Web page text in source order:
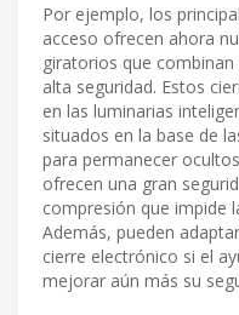
Por ejemplo, los
acceso ofrecen ahora
giratorios que
alta seguridad. Estos
en las luminarias
situados en la base de
para permanecer
ofrecen una gran
compresión que impide
Además, pueden
cierre electrónico si el
mejorar aún más su